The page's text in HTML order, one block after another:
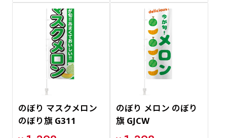
のぼり マスクメロン
のぼり旗 G311
のぼり メロン のぼり
旗 GJCW